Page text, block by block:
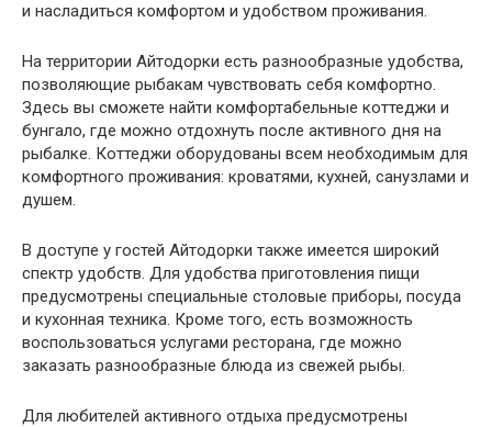
и насладиться комфортом и удобством проживания.
На территории Айтодорки есть разнообразные удобства,
позволяющие рыбакам чувствовать себя комфортно.
Здесь вы сможете найти комфортабельные коттеджи и
бунгало, где можно отдохнуть после активного дня на
рыбалке. Коттеджи оборудованы всем необходимым для
комфортного проживания: кроватями, кухней, санузлами и
душем.
В доступе у гостей Айтодорки также имеется широкий
спектр удобств. Для удобства приготовления пищи
предусмотрены специальные столовые приборы, посуда
и кухонная техника. Кроме того, есть возможность
воспользоваться услугами ресторана, где можно
заказать разнообразные блюда из свежей рыбы.
Для любителей активного отдыха предусмотрены